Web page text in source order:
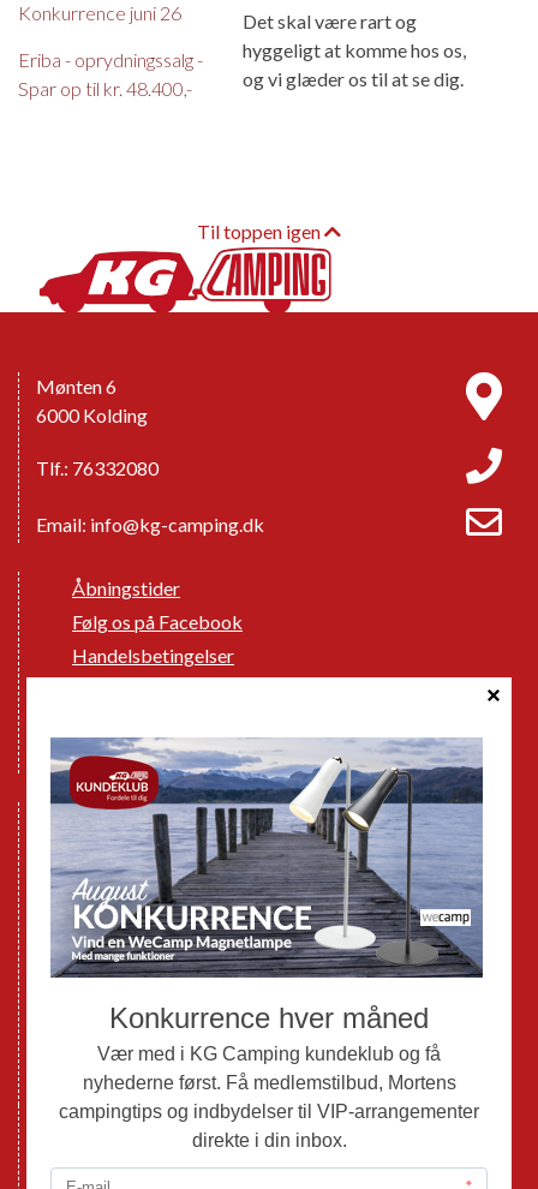
Konkurrence juni 26
Eriba - oprydningssalg -
Spar op til kr. 48.400,-
Det skal være rart og
hyggeligt at komme hos os,
og vi glæder os til at se dig.
Til toppen igen
Mønten 6
6000 Kolding
Tlf.: 76332080
Email: info@kg-camping.dk
Åbningstider
Følg os på Facebook
Handelsbetingelser
GPDR - Optagelse af foto og video
Nye Campingvogne
Nye Autocampere og Vans
Brugte Campingvogne
Brugte Autocampere og Vans
Webshop
Mortens Campingtips
KG Camping Kundeklub
Nyheder
Adria